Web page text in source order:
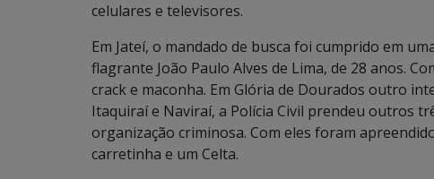
celulares e televisores.
Em Jateí, o mandado de busca foi cumprido em
flagrante João Paulo Alves de Lima, de 28 anos.
crack e maconha. Em Glória de Dourados outro
Itaquiraí e Naviraí, a Polícia Civil prendeu outros
organização criminosa. Com eles foram
carretinha e um Celta.